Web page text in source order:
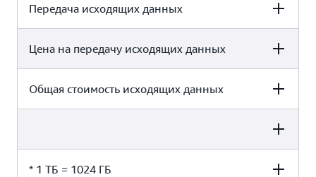
165 Halsey St, Newark
Передача исходящих данных
409,600 ГБ*
Цена на передачу исходящих данных
0,02 USD за ГБ
Общая стоимость исходящих данных
8192,00 USD в месяц
* 1 ТБ = 1024 ГБ